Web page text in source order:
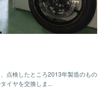
点検したところ2013年製造のもの
イヤを交換しま...